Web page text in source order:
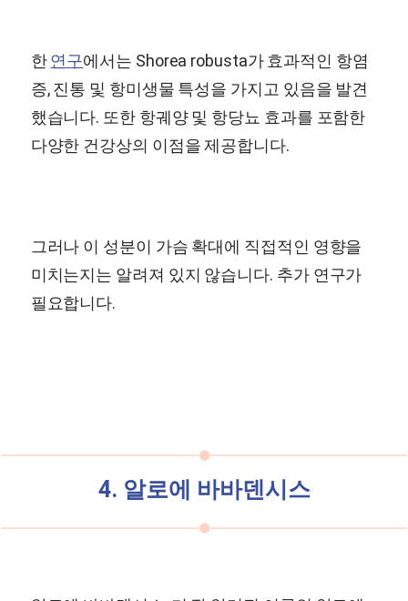
한연구에서는 Shorea robusta가 효과적인 항염
증, 진통 및 항미생물 특성을 가지고 있음을 발견
했습니다. 또한 항궤양 및 항당뇨 효과를 포함한
다양한 건강상의 이점을 제공합니다.
그러나 이 성분이 가슴 확대에 직접적인 영향을
미치는지는 알려져 있지 않습니다. 추가 연구가
필요합니다.
4. 알로에 바바덴시스